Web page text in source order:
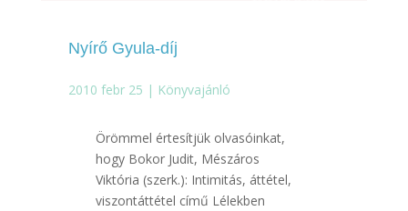
Nyírő Gyula-díj
2010 febr 25 | Könyvajánló
Örömmel értesítjük olvasóinkat,
hogy Bokor Judit, Mészáros
Viktória (szerk.): Intimitás, áttétel,
viszontáttétel című Lélekben